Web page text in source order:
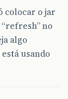
colocar o jar
no
algo
usando